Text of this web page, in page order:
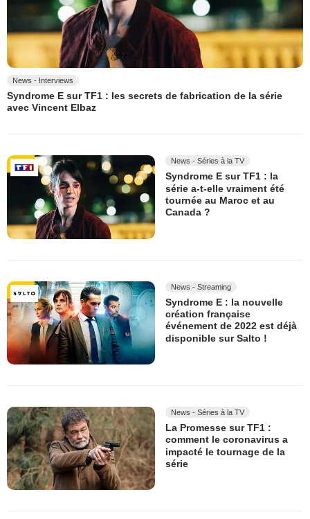
News - Interviews
Syndrome E sur TF1 : les secrets de fabrication de la série
avec Vincent Elbaz
News - Séries à la TV
Syndrome E sur TF1 : la
série a-t-elle vraiment été
tournée au Maroc et au
Canada ?
News - Streaming
Syndrome E : la nouvelle
création française
événement de 2022 est déjà
disponible sur Salto !
News - Séries à la TV
La Promesse sur TF1 :
comment le coronavirus a
impacté le tournage de la
série